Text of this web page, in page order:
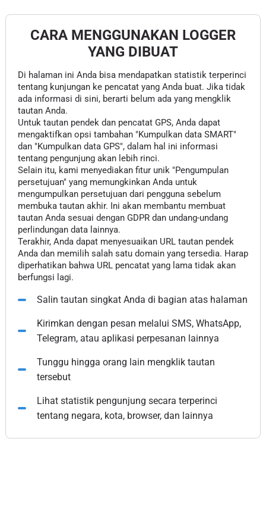
CARA MENGGUNAKAN LOGGER
YANG DIBUAT
Di halaman ini Anda bisa mendapatkan statistik terperinci
tentang kunjungan ke pencatat yang Anda buat. Jika tidak
ada informasi di sini, berarti belum ada yang mengklik
tautan Anda.
Untuk tautan pendek dan pencatat GPS, Anda dapat
mengaktifkan opsi tambahan "Kumpulkan data SMART"
dan "Kumpulkan data GPS", dalam hal ini informasi
tentang pengunjung akan lebih rinci.
Selain itu, kami menyediakan fitur unik "Pengumpulan
persetujuan" yang memungkinkan Anda untuk
mengumpulkan persetujuan dari pengguna sebelum
membuka tautan akhir. Ini akan membantu membuat
tautan Anda sesuai dengan GDPR dan undang-undang
perlindungan data lainnya.
Terakhir, Anda dapat menyesuaikan URL tautan pendek
Anda dan memilih salah satu domain yang tersedia. Harap
diperhatikan bahwa URL pencatat yang lama tidak akan
berfungsi lagi.
Salin tautan singkat Anda di bagian atas halaman
Kirimkan dengan pesan melalui SMS, WhatsApp,
Telegram, atau aplikasi perpesanan lainnya
Tunggu hingga orang lain mengklik tautan
tersebut
Lihat statistik pengunjung secara terperinci
tentang negara, kota, browser, dan lainnya